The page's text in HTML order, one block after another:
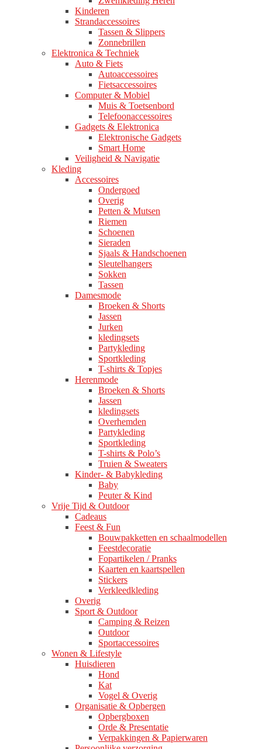
Kinderen
Strandaccessoires
Tassen & Slippers
Zonnebrillen
Elektronica & Techniek
Auto & Fiets
Autoaccessoires
Fietsaccessoires
Computer & Mobiel
Muis & Toetsenbord
Telefoonaccessoires
Gadgets & Elektronica
Elektronische Gadgets
Smart Home
Veiligheid & Navigatie
Kleding
Accessoires
Ondergoed
Overig
Petten & Mutsen
Riemen
Schoenen
Sieraden
Sjaals & Handschoenen
Sleutelhangers
Sokken
Tassen
Damesmode
Broeken & Shorts
Jassen
Jurken
kledingsets
Partykleding
Sportkleding
T-shirts & Topjes
Herenmode
Broeken & Shorts
Jassen
kledingsets
Overhemden
Partykleding
Sportkleding
T-shirts & Polo’s
Truien & Sweaters
Kinder- & Babykleding
Baby
Peuter & Kind
Vrije Tijd & Outdoor
Cadeaus
Feest & Fun
Bouwpakketten en schaalmodellen
Feestdecoratie
Fopartikelen / Pranks
Kaarten en kaartspellen
Stickers
Verkleedkleding
Overig
Sport & Outdoor
Camping & Reizen
Outdoor
Sportaccessoires
Wonen & Lifestyle
Huisdieren
Hond
Kat
Vogel & Overig
Organisatie & Opbergen
Opbergboxen
Orde & Presentatie
Verpakkingen & Papierwaren